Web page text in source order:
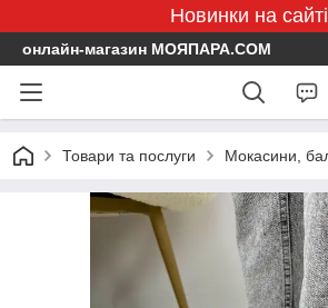
Новинки на сайті
онлайн-магазин МОЯПАРА.COM
Товари та послуги Мокасини,